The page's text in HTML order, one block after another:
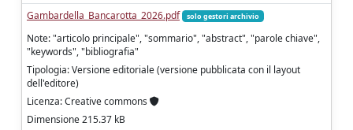
Gambardella_Bancarotta_2026.pdf
solo gestori archivio
Note: "articolo principale", "sommario", "abstract", "parole chiave",
"keywords", "bibliografia"
Tipologia: Versione editoriale (versione pubblicata con il layout
dell'editore)
Licenza: Creative commons
Dimensione 215.37 kB